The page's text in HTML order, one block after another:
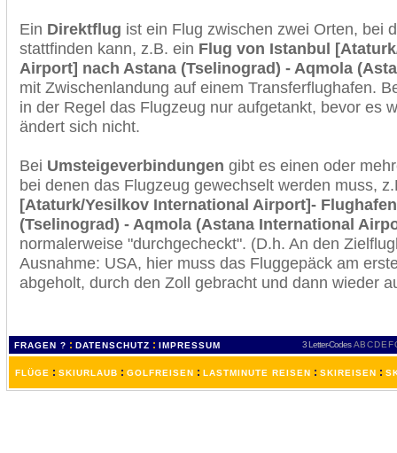
Ein Direktflug ist ein Flug zwischen zwei Orten, bei
stattfinden kann, z.B. ein Flug von Istanbul
Airport] nach Astana (Tselinograd) - Aqmola
mit Zwischenlandung auf einem Transferflughafen.
in der Regel das Flugzeug nur aufgetankt, bevor es
ändert sich nicht.
Bei Umsteigeverbindungen gibt es einen oder
bei denen das Flugzeug gewechselt werden muss,
[Ataturk/Yesilkov International Airport]-
(Tselinograd) - Aqmola (Astana International
normalerweise "durchgecheckt". (D.h. An den
Ausnahme: USA, hier muss das Fluggepäck am
abgeholt, durch den Zoll gebracht und dann wieder
FRAGEN ? : DATENSCHUTZ : IMPRESSUM 3 Letter-Codes ABCDEF
FLÜGE : SKIURLAUB : GOLFREISEN : LASTMINUTE REISEN : SKIREISEN :